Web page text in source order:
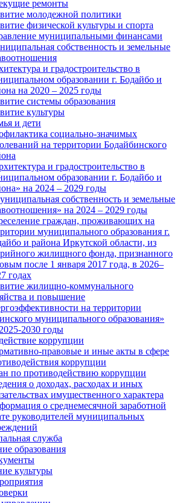
ремонты
молодежной политики
физической культуры и спорта
муниципальными финансами
собственность и земельные
и градостроительство в
образовании г. Бодайбо и
на 2020 – 2025 годы
системы образования
культуры
и дети
социально-значимых
на территории Бодайбинского
и градостроительство в
образовании г. Бодайбо и
на 2024 – 2029 годы
собственность и земельные
на 2024 – 2029 годы
граждан, проживающих на
муниципального образования г.
и района Иркутской области, из
жилищного фонда, признанного
после 1 января 2017 года, в 2026–
годах
жилищно-коммунального
и повышение
на территории
муниципального образования»
2030 годы
коррупции
правовые и иные акты в сфере
коррупции
по противодействию коррупции
о доходах, расходах и иных
имущественного характера
о среднемесячной заработной
руководителей муниципальных
служба
образования
культуры